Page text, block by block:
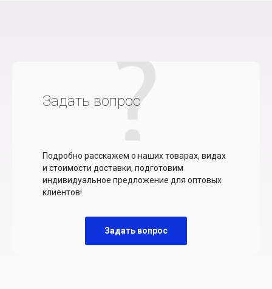
Задать вопрос
Подробно расскажем о наших товарах, видах
и стоимости доставки, подготовим
индивидуальное предложение для оптовых
клиентов!
Задать вопрос